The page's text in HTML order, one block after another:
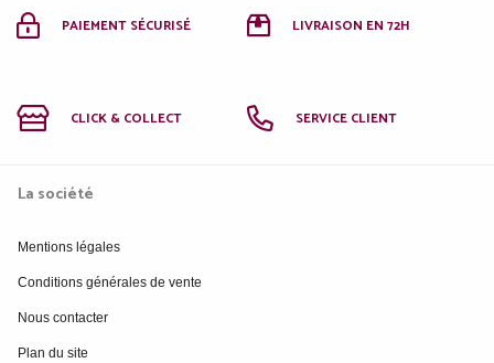
PAIEMENT SÉCURISÉ LIVRAISON EN 72H
CLICK & COLLECT SERVICE CLIENT
La société
Mentions légales
Conditions générales de vente
Nous contacter
Plan du site